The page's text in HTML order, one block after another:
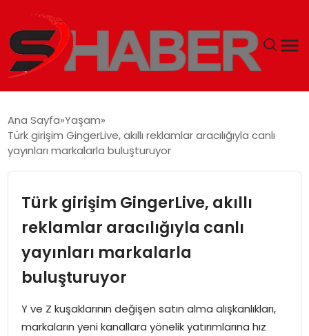
MAGAZIN
EKONOMI
EĞITIM
Ana Sayfa Yaşam
Türk girişim GingerLive, akıllı reklamlar aracılığıyla canlı
yayınları markalarla buluşturuyor
Türk girişim GingerLive, akıllı
reklamlar aracılığıyla canlı
yayınları markalarla
buluşturuyor
Y ve Z kuşaklarının değişen satın alma alışkanlıkları,
markaların yeni kanallara yönelik yatırımlarına hız